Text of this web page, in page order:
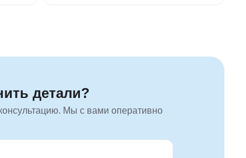
детали?
Мы с вами оперативно